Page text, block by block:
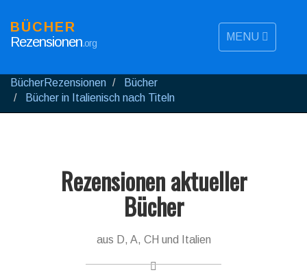
MENU
BÜCHER
Rezensionen.org
BücherRezensionen
Bücher
Bücher in Italienisch nach Titeln
Rezensionen aktueller
Bücher
aus D, A, CH und Italien